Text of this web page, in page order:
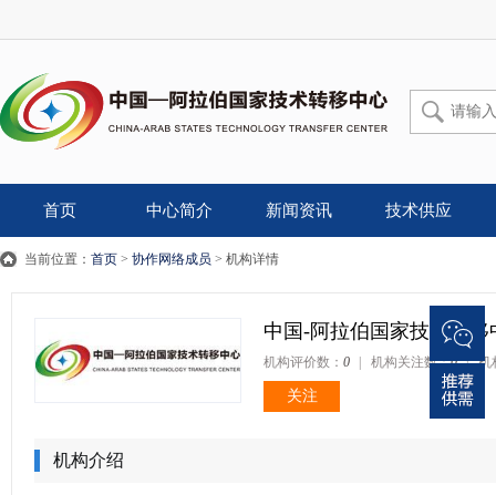
首页 中心简介 新闻资讯 技术供应
当前位置： 首页 > 协作网络成员 > 机构详情
中国-阿拉伯国家技术转
机构评价数： 0 | 机构关注数：0 | 机
关注
机构介绍